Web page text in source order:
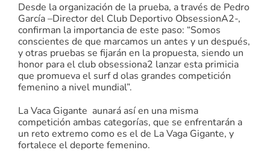
Desde la organización de la prueba, a través de Pedro
García –Director del Club Deportivo ObsessionA2-,
confirman la importancia de este paso: “Somos
conscientes de que marcamos un antes y un después,
y otras pruebas se fijarán en la propuesta, siendo un
honor para el club obsessiona2 lanzar esta primicia
que promueva el surf d olas grandes competición
femenino a nivel mundial”.
La Vaca Gigante aunará así en una misma
competición ambas categorías, que se enfrentarán a
un reto extremo como es el de La Vaga Gigante, y
fortalece el deporte femenino.